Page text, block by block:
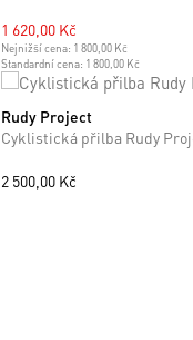
1 620,00 Kč
Nejnižší cena: 1 800,00 Kč
Standardní cena: 1 800,00 Kč
S M L
Rudy Project
Cyklistická přilba Rudy
2 500,00 Kč